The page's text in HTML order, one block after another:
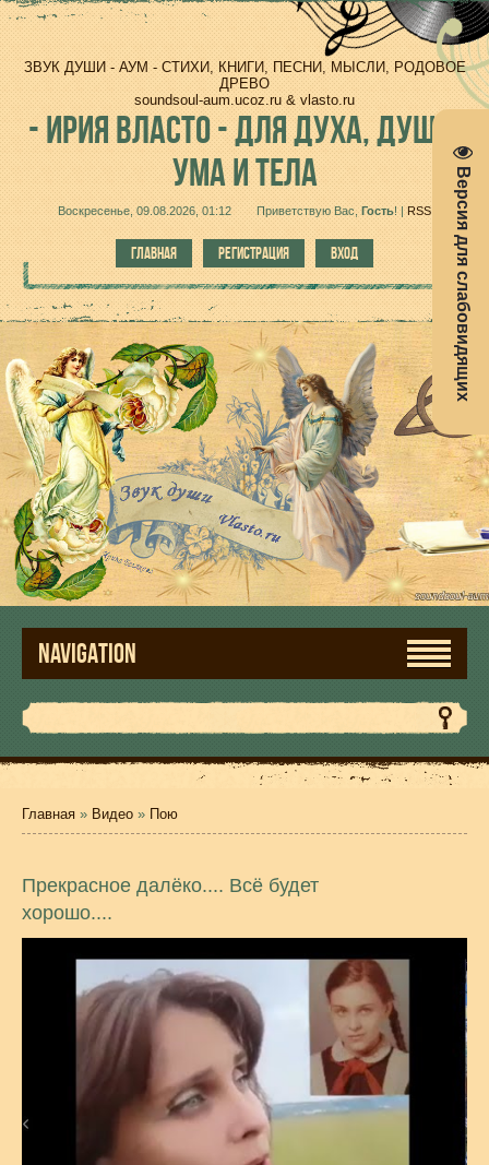
Версия для слабовидящих
ЗВУК ДУШИ - АУМ - СТИХИ, КНИГИ, ПЕСНИ, МЫСЛИ, РОДОВОЕ
ДРЕВО
soundsoul-aum.ucoz.ru & vlasto.ru
-ИРИЯ ВЛАСТО - ДЛЯ ДУХА, ДУШИ,
УМА И ТЕЛА
Воскресенье, 09.08.2026, 01:12 Приветствую Вас Гость! | RSS
ГЛАВНАЯ РЕГИСТРАЦИЯ ВХОД
NAVIGATION
Главная » Видео » Пою
Прекрасное далёко.... Всё будет
хорошо....